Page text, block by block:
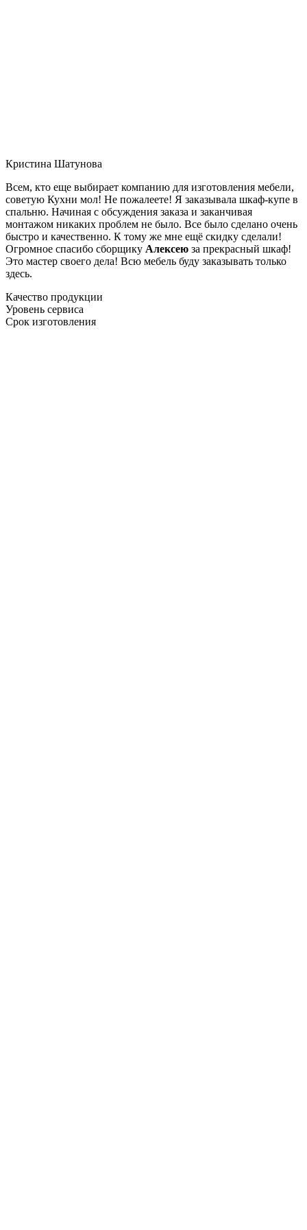
Кристина Шатунова
Всем, кто еще выбирает компанию для изготовления мебели,
советую Кухни мол! Не пожалеете! Я заказывала шкаф-купе в
спальню. Начиная с обсуждения заказа и заканчивая
монтажом никаких проблем не было. Все было сделано очень
быстро и качественно. К тому же мне ещё скидку сделали!
Огромное спасибо сборщику Алексею за прекрасный шкаф!
Это мастер своего дела! Всю мебель буду заказывать только
здесь.
Качество продукции
Уровень сервиса
Срок изготовления